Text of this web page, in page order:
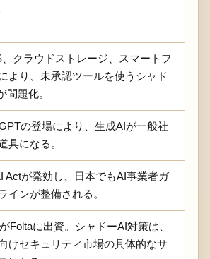
、クラウドストレージ、スマートフ
より、未承認ツールを使うシャド
問題化。
の登場により、生成AIが一般社
具になる。
Actが発効し、日本でもAI事業者ガ
インが整備される。
Foltaに出資。シャドーAI対策は、
けセキュリティ市場の具体的なサ